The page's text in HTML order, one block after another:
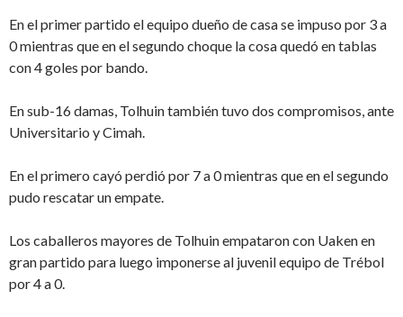
En el primer partido el equipo dueño de casa se impuso por 3 a
0 mientras que en el segundo choque la cosa quedó en tablas
con 4 goles por bando.
En sub-16 damas, Tolhuin también tuvo dos compromisos, ante
Universitario y Cimah.
En el primero cayó perdió por 7 a 0 mientras que en el segundo
pudo rescatar un empate.
Los caballeros mayores de Tolhuin empataron con Uaken en
gran partido para luego imponerse al juvenil equipo de Trébol
por 4 a 0.